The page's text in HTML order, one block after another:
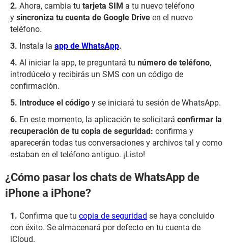
Ahora, cambia tu tarjeta SIM a tu nuevo teléfono
y sincroniza tu cuenta de Google Drive en el nuevo
teléfono.
Instala la app de WhatsApp.
Al iniciar la app, te preguntará tu número de teléfono,
introdúcelo y recibirás un SMS con un código de
confirmación.
Introduce el código y se iniciará tu sesión de WhatsApp.
En este momento, la aplicación te solicitará confirmar la
recuperación de tu copia de seguridad: confirma y
aparecerán todas tus conversaciones y archivos tal y como
estaban en el teléfono antiguo. ¡Listo!
¿Cómo pasar los chats de WhatsApp de
iPhone a iPhone?
Confirma que tu copia de seguridad se haya concluido
con éxito. Se almacenará por defecto en tu cuenta de
iCloud.